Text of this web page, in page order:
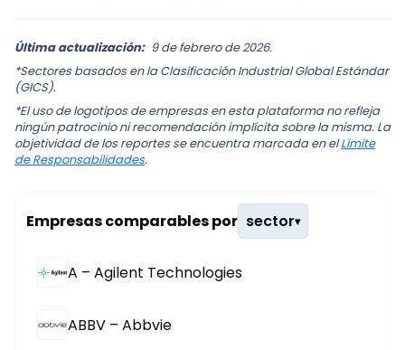
Última actualización: 9 de febrero de 2026.
*Sectores basados en la Clasificación Industrial Global Estándar
(GICS).
*El uso de logotipos de empresas en esta plataforma no refleja
ningún patrocinio ni recomendación implícita sobre la misma. La
objetividad de los reportes se encuentra marcada en elLímite
de Responsabilidades.
Empresas comparables por sector▾
A – Agilent Technologies
ABBV – Abbvie